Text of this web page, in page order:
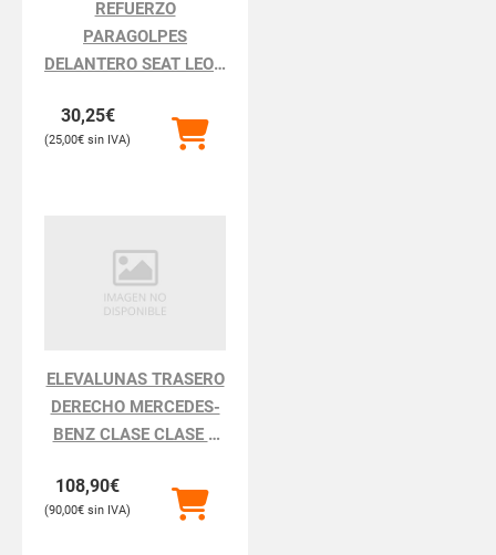
REFUERZO
PARAGOLPES
DELANTERO SEAT LEON
30,25€
25,00€
ELEVALUNAS TRASERO
DERECHO MERCEDES-
BENZ CLASE CLASE S
108,90€
90,00€